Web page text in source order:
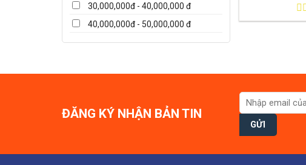
30,000,000đ - 40,000,000 đ
40,000,000đ - 50,000,000 đ
0
ĐĂNG KÝ NHẬN BẢN TIN